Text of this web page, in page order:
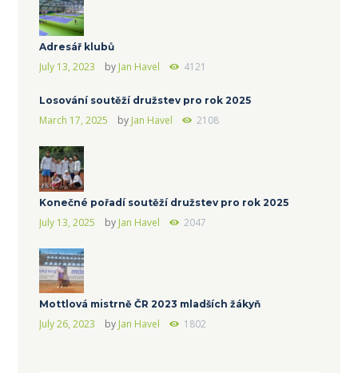
Adresář klubů
July 13, 2023 by Jan Havel 4121
Losování soutěží družstev pro rok 2025
March 17, 2025 by Jan Havel 2108
Konečné pořadí soutěží družstev pro rok 2025
July 13, 2025 by Jan Havel 2047
Mottlová mistrně ČR 2023 mladších žákyň
July 26, 2023 by Jan Havel 1802